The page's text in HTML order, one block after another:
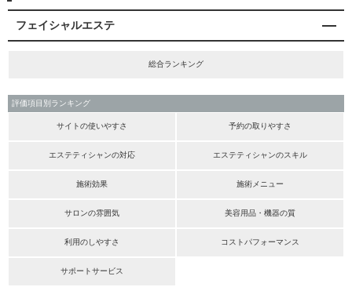
フェイシャルエステ
総合ランキング
評価項目別ランキング
サイトの使いやすさ 予約の取りやすさ
エステティシャンの対応 エステティシャンのスキル
施術効果 施術メニュー
サロンの雰囲気 美容用品・機器の質
利用のしやすさ コストパフォーマンス
サポートサービス